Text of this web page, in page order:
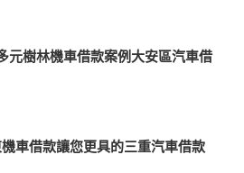
元樹林機車借款案例大安區汽車借
車借款讓您更具的三重汽車借款